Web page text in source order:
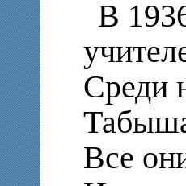
В
Среди
Все